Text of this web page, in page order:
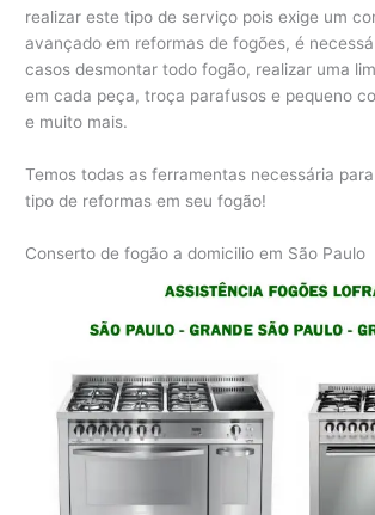
realizar este tipo de serviço pois exige um
avançado em reformas de fogões, é
casos desmontar todo fogão, realizar uma
em cada peça, troça parafusos e pequeno
e muito mais.
Temos todas as ferramentas necessária
tipo de reformas em seu fogão!
Conserto de fogão a domicilio em São Paulo